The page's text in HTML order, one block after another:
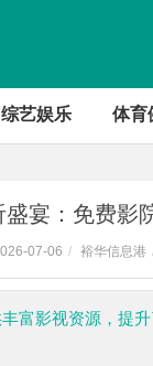
综艺娱乐 体育
盛宴：免费影
07-06 / 裕华信息港
富影视资源，提